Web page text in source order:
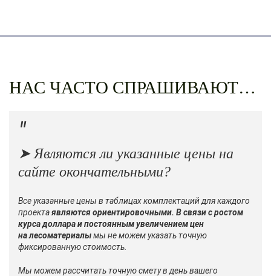
НАС ЧАСТО СПРАШИВАЮТ…
➤ Являются ли указанные цены на
сайте окончательными?
Все указанные цены в таблицах комплектаций для каждого
проектаявляются ориентировочными. В связи с ростом
курса доллара и постоянным увеличением цен
на лесоматериалымы не можем указать точную
фиксированную стоимость.
Мы можем рассчитать точную смету в день вашего